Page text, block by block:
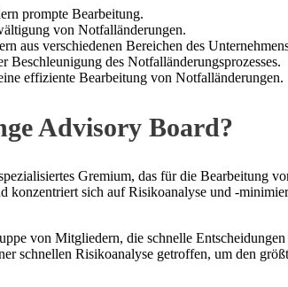
prompte Bearbeitung.
von Notfalländerungen.
aus verschiedenen Bereichen des
des Notfalländerungsprozesses.
effiziente Bearbeitung von Notfalländerungen.
Advisory Board?
Gremium, das für die Bearbeitung
konzentriert sich auf Risikoanalyse und -
von Mitgliedern, die schnelle
schnellen Risikoanalyse getroffen, um den